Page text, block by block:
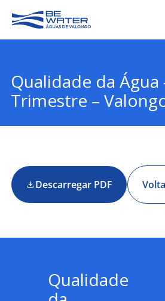
Qualidade da Água
Trimestre –
Descarregar PDF
Qualidade